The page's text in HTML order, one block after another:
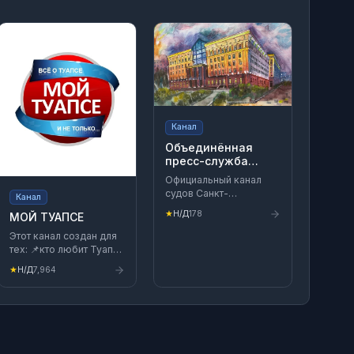
Канал
МОЙ ТУАПСЕ
Этот канал создан для
тех: 📌кто любит Туапсе
📌кто хочет знать
городские новости 📌
кто готов поделиться
своей информацией о
★Н/Д7,964
Канал
Объединённая
пресс-служба
судов Санкт-
Петербурга
Официальный канал
судов Санкт-
Петербурга: быстро,
четко и по делу
★Н/Д178